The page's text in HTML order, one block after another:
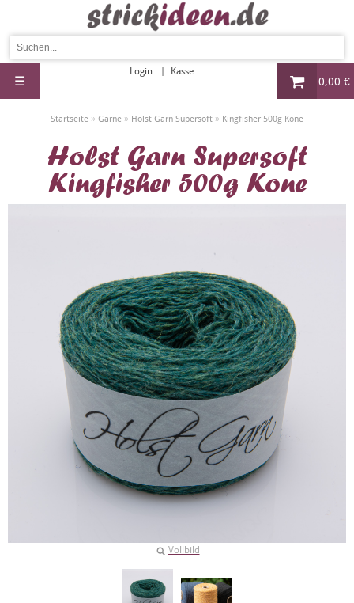
0,00 €
Login Kasse
☰
Startseite » Garne » Holst Garn Supersoft » Kingfisher 500g Kone
Holst Garn Supersoft
Kingfisher 500g Kone
Vollbild